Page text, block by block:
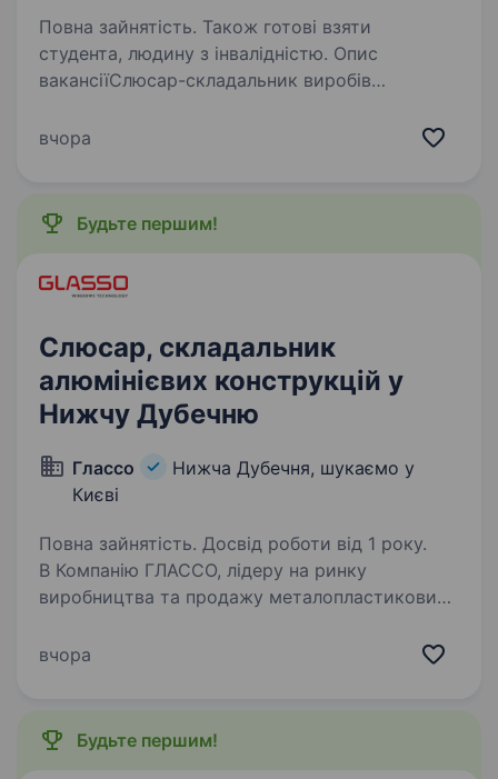
Повна зайнятість. Також готові взяти
студента, людину з інвалідністю. Опис
вакансіїСлюсар-складальник виробів
Бронювання з першого робочого дня
із застосуванням…
вчора
Будьте першим!
Слюсар, складальник
алюмінієвих конструкцій у
Нижчу Дубечню
Глассо
Нижча Дубечня, шукаємо у
Києві
Повна зайнятість. Досвід роботи від 1 року.
В Компанію ГЛАССО, лідеру на ринку
виробництва та продажу металопластикових
та воріт, у зв’язку з розширенням штату,
вчора
Будьте першим!